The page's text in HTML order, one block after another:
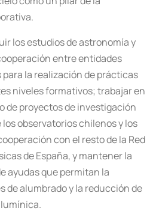
los estudios de astronomía y
entre entidades
la realización de prácticas
niveles formativos; trabajar en
de proyectos de investigación
observatorios chilenos y los
con el resto de la Red
de España, y mantener la
ayudas que permitan la
de alumbrado y la reducción de